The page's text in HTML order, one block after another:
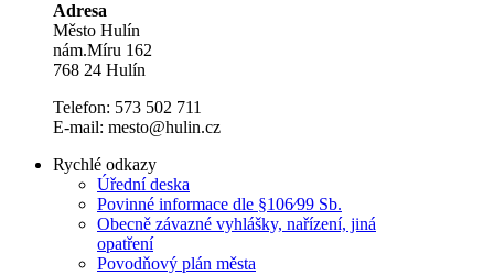
Adresa
Město Hulín
nám.Míru 162
768 24 Hulín
Telefon: 573 502 711
E-mail: mesto@hulin.cz
Rychlé odkazy
Úřední deska
Povinné informace dle §106⁄99 Sb.
Obecně závazné vyhlášky, nařízení, jiná
opatření
Povodňový plán města